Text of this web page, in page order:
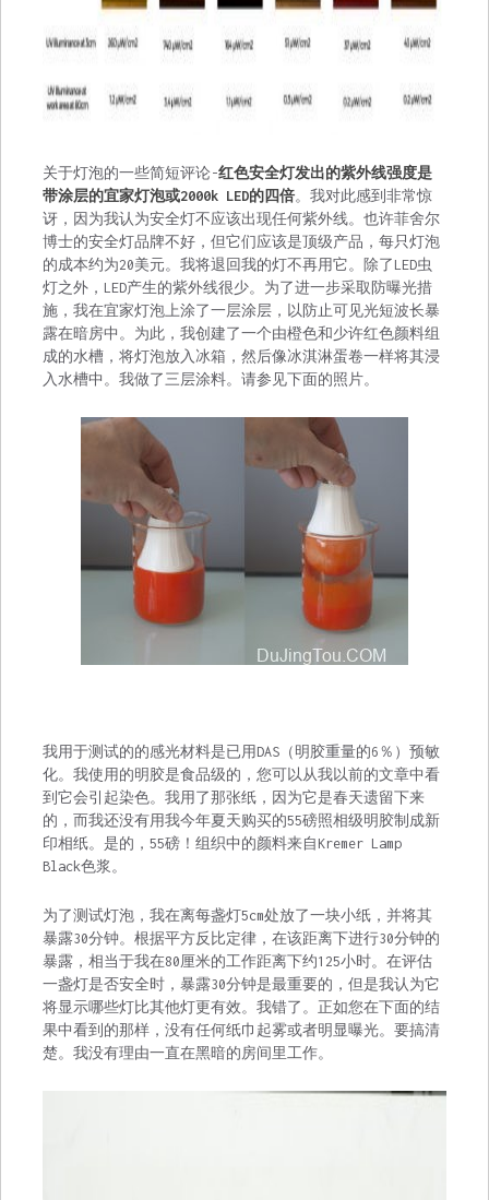
关于灯泡的一些简短评论-红色安全灯发出的紫外线强度是
带涂层的宜家灯泡或2000k LED的四倍。我对此感到非常惊
讶，因为我认为安全灯不应该出现任何紫外线。也许菲舍尔
博士的安全灯品牌不好，但它们应该是顶级产品，每只灯泡
的成本约为20美元。我将退回我的灯不再用它。除了LED虫
灯之外，LED产生的紫外线很少。为了进一步采取防曝光措
施，我在宜家灯泡上涂了一层涂层，以防止可见光短波长暴
露在暗房中。为此，我创建了一个由橙色和少许红色颜料组
成的水槽，将灯泡放入冰箱，然后像冰淇淋蛋卷一样将其浸
入水槽中。我做了三层涂料。请参见下面的照片。
我用于测试的的感光材料是已用DAS（明胶重量的6％）预敏
化。我使用的明胶是食品级的，您可以从我以前的文章中看
到它会引起染色。我用了那张纸，因为它是春天遗留下来
的，而我还没有用我今年夏天购买的55磅照相级明胶制成新
印相纸。是的，55磅！组织中的颜料来自Kremer Lamp
Black色浆。
为了测试灯泡，我在离每盏灯5cm处放了一块小纸，并将其
暴露30分钟。根据平方反比定律，在该距离下进行30分钟的
暴露，相当于我在80厘米的工作距离下约125小时。在评估
一盏灯是否安全时，暴露30分钟是最重要的，但是我认为它
将显示哪些灯比其他灯更有效。我错了。正如您在下面的结
果中看到的那样，没有任何纸巾起雾或者明显曝光。要搞清
楚。我没有理由一直在黑暗的房间里工作。